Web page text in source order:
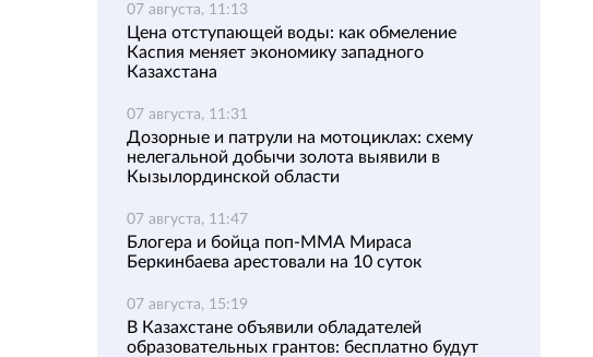
07 августа, 11:13
Цена отступающей воды: как обмеление
Каспия меняет экономику западного
Казахстана
07 августа, 11:31
Дозорные и патрули на мотоциклах: схему
нелегальной добычи золота выявили в
Кызылординской области
07 августа, 11:47
Блогера и бойца поп-ММА Мираса
Беркинбаева арестовали на 10 суток
07 августа, 15:19
В Казахстане объявили обладателей
образовательных грантов: бесплатно будут